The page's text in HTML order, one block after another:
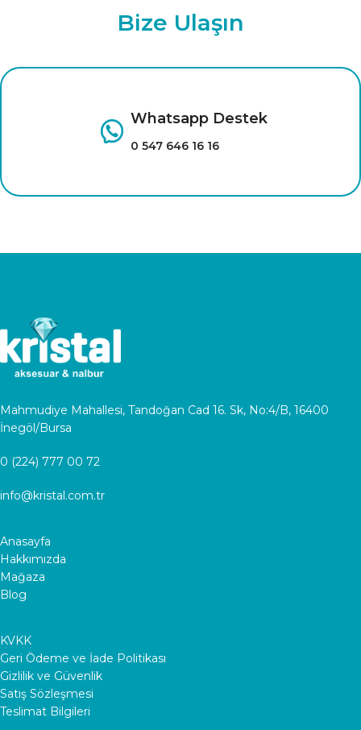
Bize Ulaşın
Whatsapp Destek
0 547 646 16 16
Mahmudiye Mahallesi, Tandoğan Cad 16. Sk, No:4/B, 16400
İnegöl/Bursa
0 (224) 777 00 72
info@kristal.com.tr
Anasayfa
Hakkımızda
Mağaza
Blog
KVKK
Geri Ödeme ve İade Politikası
Gizlilik ve Güvenlik
Satış Sözleşmesi
Teslimat Bilgileri